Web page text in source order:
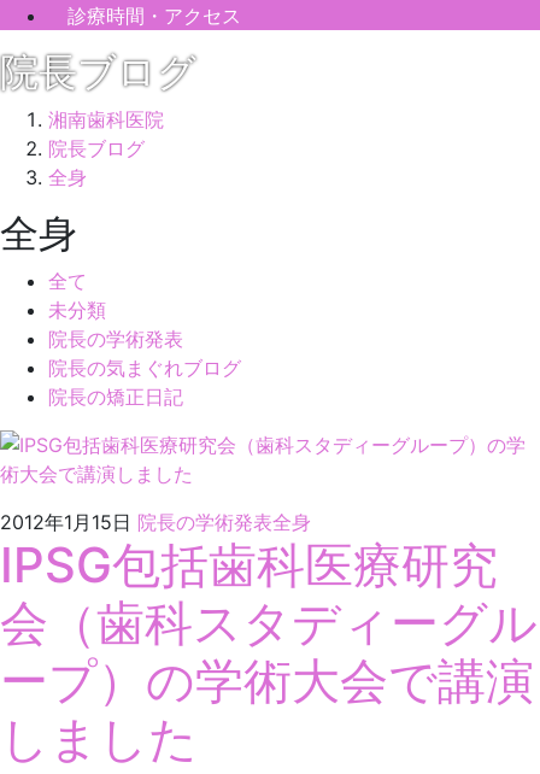
診療時間・アクセス
院長ブログ
湘南歯科医院
院長ブログ
全身
全身
全て
未分類
院長の学術発表
院長の気まぐれブログ
院長の矯正日記
2012年1月15日 院長の学術発表全身
年
3
月
20
日
南
歯
科
医
院
IPSG包括歯科医療研究
会（歯科スタディーグル
ープ）の学術大会で講演
しました